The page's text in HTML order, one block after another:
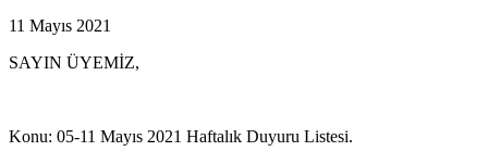
11 Mayıs 2021
SAYIN ÜYEMİZ,
Konu: 05-11 Mayıs 2021 Haftalık Duyuru Listesi.